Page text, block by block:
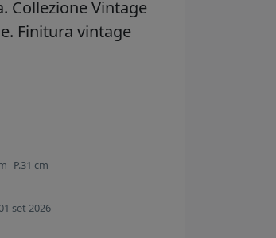
Collezione Vintage
Finitura vintage
P.31 cm
set 2026